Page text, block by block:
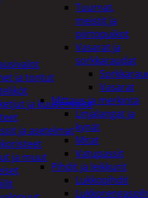
Tuurnat,
meistit ja
piirtopuikot
Vasarat ja
sorkkaraudat
Vasarat
Mittaus ja merkintä
Linjalangat ja
kynät
Mitat
Vatupassit
Pihdit ja leikkurit
Lukkopihdit
ja tontut
ja kuusenvalot
ja asetelmat
ja muut